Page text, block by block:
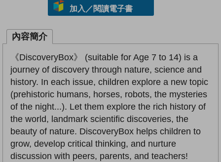
加入／閱讀電子書
內容簡介
《DiscoveryBox》 (suitable for Age 7 to 14) is a
journey of discovery through nature, science and
history. In each issue, children explore a new topic
(prehistoric humans, horses, robots, the mysteries
of the night...). Let them explore the rich history of
the world, landmark scientific discoveries, the
beauty of nature. DiscoveryBox helps children to
grow, develop critical thinking, and nurture
discussion with peers, parents, and teachers!